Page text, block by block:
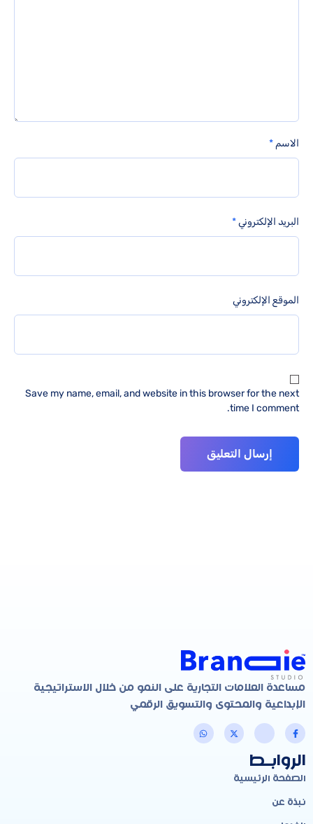
الاسم *
البريد الإلكتروني*
الموقع الإلكتروني
Save my name, email, and website in this browser for the next
time I comment.
مساعدة العلامات التجارية على النمو من خلال الاستراتيجية
الإبداعية والمحتوى والتسويق الرقمي
الروابـط
الصفحة الرئيسية
نبذة عن